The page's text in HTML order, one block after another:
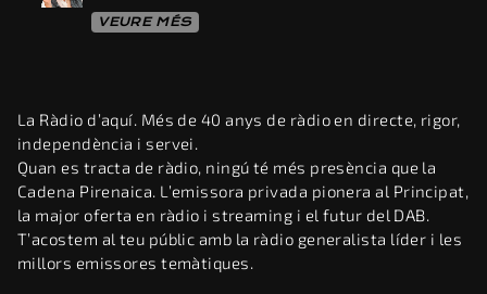
VEURE MÉS
La Ràdio d’aquí. Més de 40 anys de ràdio en directe, rigor,
independència i servei.
Quan es tracta de ràdio, ningú té més presència que la
Cadena Pirenaica. L’emissora privada pionera al Principat,
la major oferta en ràdio i streaming i el futur del DAB.
T’acostem al teu públic amb la ràdio generalista líder i les
millors emissores temàtiques.